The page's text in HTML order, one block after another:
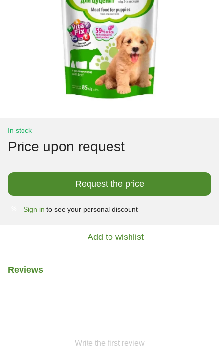
In stock
Price upon request
Request the price
Sign in to see your personal discount
Add to wishlist
Reviews
Write the first review